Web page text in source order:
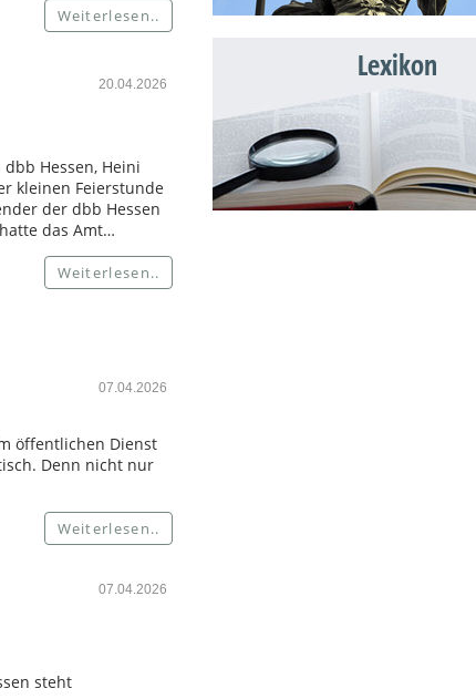
Weiterlesen..
20.04.2026
Hessen, Heini
kleinen Feierstunde
der dbb Hessen
das Amt…
Weiterlesen..
07.04.2026
öffentlichen Dienst
Denn nicht nur
Weiterlesen..
07.04.2026
steht
Lexikon